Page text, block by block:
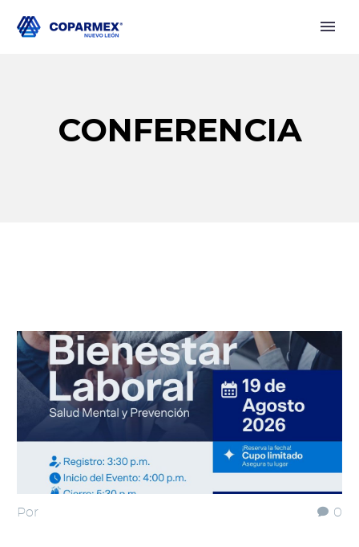
CONFERENCIA
0
Por